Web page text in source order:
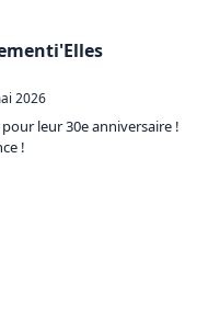
2026
leur 30e anniversaire !
!